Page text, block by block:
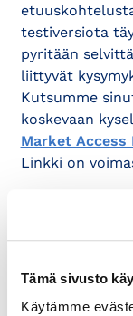
Tämä sivusto
Käytämme
testiversiota
pyritään
liittyvät
Kutsumme
koskevaan
Market
Linkki on